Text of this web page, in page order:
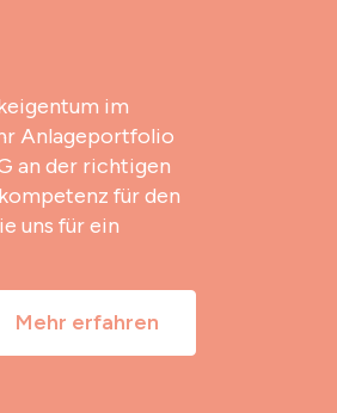
im
Anlageportfolio
an der richtigen
für den
uns für ein
Mehr erfahren